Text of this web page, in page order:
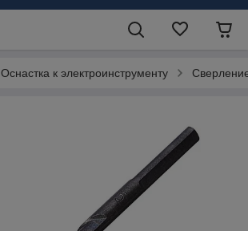
Оснастка к электроинструменту